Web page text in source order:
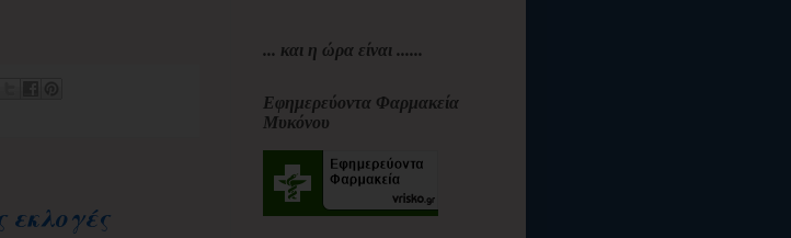
εκλογές
... και η ώρα είναι ......
Εφημερεύοντα Φαρμακεία
Μυκόνου